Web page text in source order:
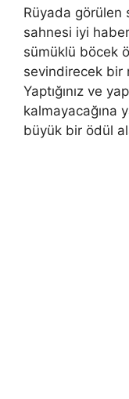
Rüyada görülen
sahnesi iyi
sümüklü böcek
sevindirecek bir
Yaptığınız ve
kalmayacağına
büyük bir ödül